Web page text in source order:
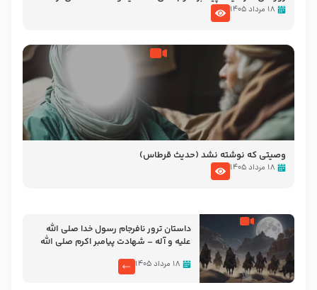
نوانمایش حرامیان در احرام – 1389
۱۸ مرداد ۱۴۰۵
وصیتی که نوشته نشد (حدیث قرطاس)
۱۸ مرداد ۱۴۰۵
‌‌‌‌‌‌‌داستان ترور نافرجام رسول خدا صلی الله
علیه و آله – شهادت پیامبر اکرم صلی الله
۱۸ مرداد ۱۴۰۵